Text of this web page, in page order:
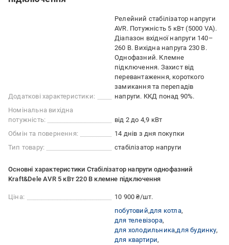
Додаткові характеристики:
Релейний стабілізатор напруги
AVR. Потужність 5 кВт (5000 VA).
Діапазон вхідної напруги 140–
260 В. Вихідна напруга 230 В.
Однофазний. Клемне
підключення. Захист від
перевантаження, короткого
замикання та перепадів
напруги. ККД понад 90%.
Номінальна вихідна
потужність:
від 2 до 4,9 кВт
Обмін та повернення:
14 днів з дня покупки
Тип товару:
стабілізатор напруги
Основні характеристики Стабілізатор напруги однофазний
Kraft&Dele AVR 5 кВт 220 В клемне підключення
Ціна: 10 900 ₴/шт.
побутовий для котла
для телевізора
для холодильника для будинку
для квартири